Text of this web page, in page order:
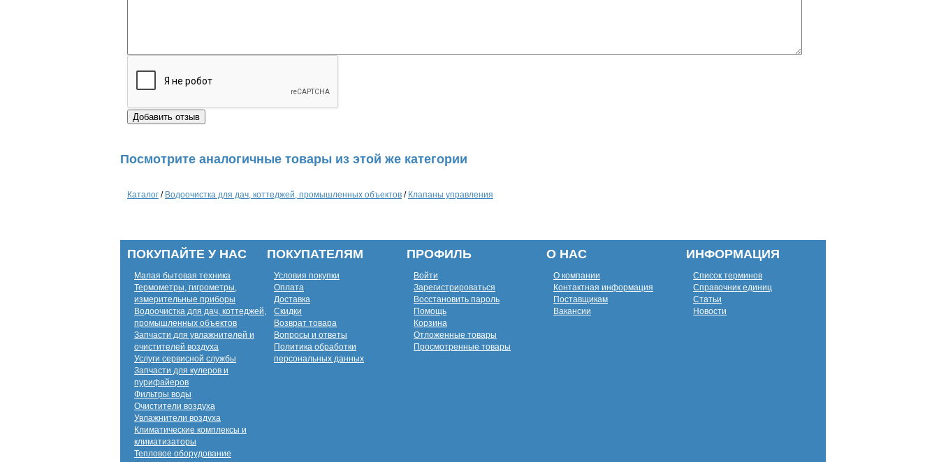
Посмотрите аналогичные товары из этой же категории
Каталог / Водоочистка для дач, коттеджей, промышленных объектов / Клапаны управления
ПОКУПАЙТЕ У НАС
Малая бытовая техника
Термометры, гигрометры,
измерительные приборы
Водоочистка для дач, коттеджей,
промышленных объектов
Запчасти для увлажнителей и
очистителей воздуха
Услуги сервисной службы
Запчасти для кулеров и
пурифайеров
Фильтры воды
Очистители воздуха
Увлажнители воздуха
Климатические комплексы и
климатизаторы
Тепловое оборудование
ПОКУПАТЕЛЯМ
Условия покупки
Оплата
Доставка
Скидки
Возврат товара
Вопросы и ответы
Политика обработки
персональных данных
ПРОФИЛЬ
Войти
Зарегистрироваться
Восстановить пароль
Помощь
Корзина
Отложенные товары
Просмотренные товары
О НАС
О компании
Контактная информация
Поставщикам
Вакансии
ИНФОРМАЦИЯ
Список терминов
Справочник единиц
Статьи
Новости